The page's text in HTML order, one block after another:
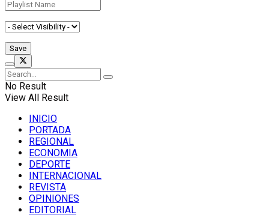
No Result
View All Result
INICIO
PORTADA
REGIONAL
ECONOMIA
DEPORTE
INTERNACIONAL
REVISTA
OPINIONES
EDITORIAL